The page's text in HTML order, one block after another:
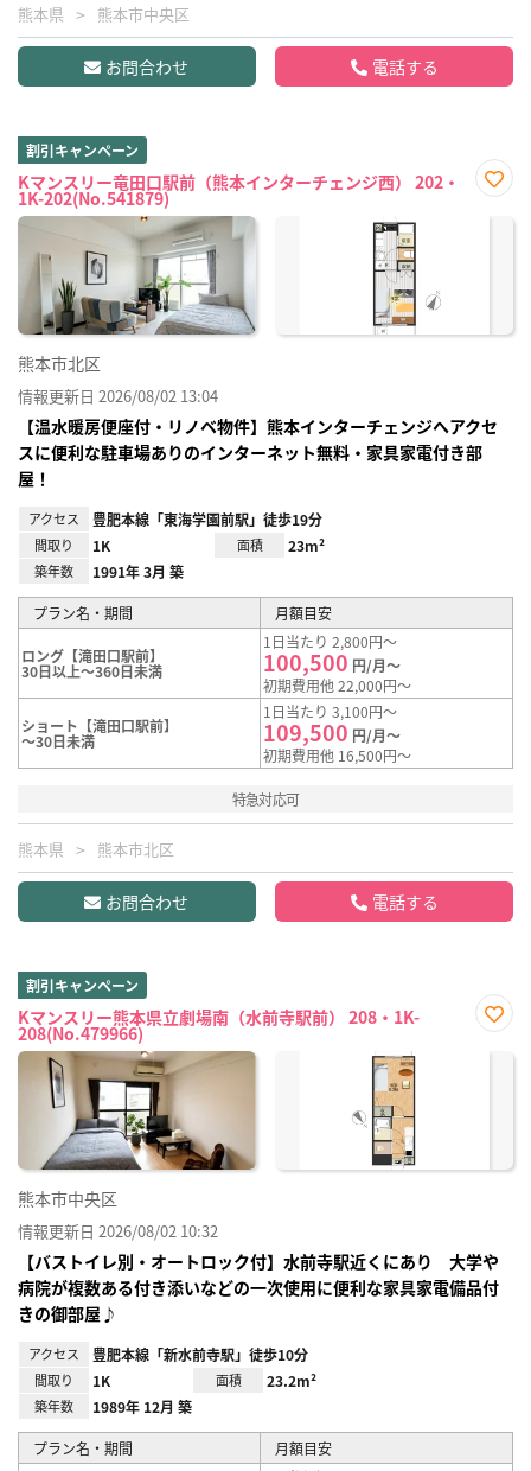
熊本県 熊本市中央区
お問合わせ 電話する
割引キャンペーン
Kマンスリー竜田口駅前（熊本インターチェンジ西） 202・
1K-202(No.541879)
に入
熊本市北区
情報更新日 2026/08/02 13:04
【温水暖房便座付・リノベ物件】熊本インターチェンジへアクセ
スに便利な駐車場ありのインターネット無料・家具家電付き部
屋！
アクセス 豊肥本線「東海学園前駅」徒歩19分
間取り 1K 面積 23m²
築年数 1991年 3月 築
プラン名・期間 月額目安
ロング【滝田口駅前】
30日以上～360日未満
1日当たり 2,800円～
100,500 円/月～
初期費用他 22,000円～
ショート【滝田口駅前】
～30日未満
1日当たり 3,100円～
109,500 円/月～
初期費用他 16,500円～
特急対応可
熊本県 熊本市北区
お問合わせ 電話する
割引キャンペーン
Kマンスリー熊本県立劇場南（水前寺駅前） 208・1K-
208(No.479966)
に入
熊本市中央区
情報更新日 2026/08/02 10:32
【バストイレ別・オートロック付】水前寺駅近くにあり 大学や
病院が複数ある付き添いなどの一次使用に便利な家具家電備品付
きの御部屋♪
アクセス 豊肥本線「新水前寺駅」徒歩10分
間取り 1K 面積 23.2m²
築年数 1989年 12月 築
プラン名・期間
月額目安